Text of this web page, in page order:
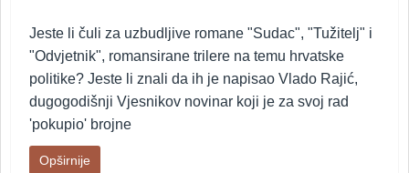
Jeste li čuli za uzbudljive romane "Sudac", "Tužitelj" i
"Odvjetnik", romansirane trilere na temu hrvatske
politike? Jeste li znali da ih je napisao Vlado Rajić,
dugogodišnji Vjesnikov novinar koji je za svoj rad
'pokupio' brojne
Opširnije